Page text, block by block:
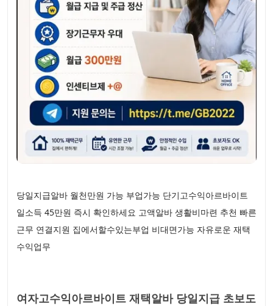
당일지급알바 월천만원 가능 부업가능 단기고수익아르바이트
일소득 45만원 즉시 확인하세요 고액알바 생활비마련 추천 빠른
근무 연결지원 집에서할수있는부업 비대면가능 자유로운 재택
수익업무
여자고수익아르바이트 재택알바 당일지급 초보도